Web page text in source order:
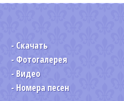
Скачать
Фотогалерея
Видео
Номера песен